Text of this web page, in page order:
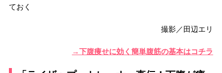
ておく
撮影／田辺エリ
→下腹痩せに効く簡単腹筋の基本はコチラ